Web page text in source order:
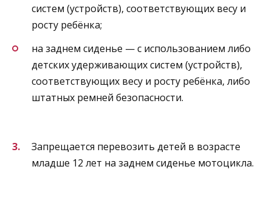
систем (устройств), соответствующих весу и
росту ребёнка;
на заднем сиденье — с использованием либо
детских удерживающих систем (устройств),
соответствующих весу и росту ребёнка, либо
штатных ремней безопасности.
Запрещается перевозить детей в возрасте
младше 12 лет на заднем сиденье мотоцикла.